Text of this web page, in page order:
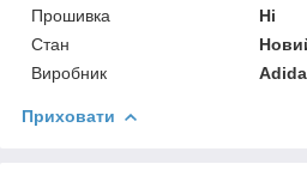
Прошивка
Ні
Стан
Виробник
Приховати